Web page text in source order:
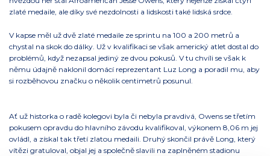
zlaté medaile, ale díky své nezdolnosti a lidskosti také lidská srdce.
V kapse měl už dvě zlaté medaile ze sprintu na 100 a 200 metrů a
chystal na skok do dálky. Už v kvalifikaci se však americký atlet dostal do
problémů, když nezapsal jediný ze dvou pokusů. V tu chvíli se však k
němu údajně naklonil domácí reprezentant Luz Long a poradil mu, aby
si rozběhovou značku o několik centimetrů posunul.
Ať už historka o radě kolegovi byla či nebyla pravdivá, Owens se třetím
pokusem opravdu do hlavního závodu kvalifikoval, výkonem 8,06 m jej
ovládl, a získal tak třetí zlatou medaili. Druhý skončil právě Long, který
vítězi gratuloval, objal jej a společně slavili na zaplněném stadionu